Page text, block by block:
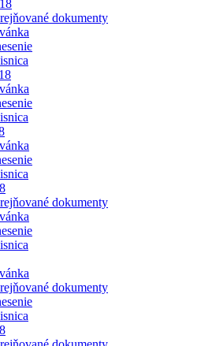
dokumenty
dokumenty
dokumenty